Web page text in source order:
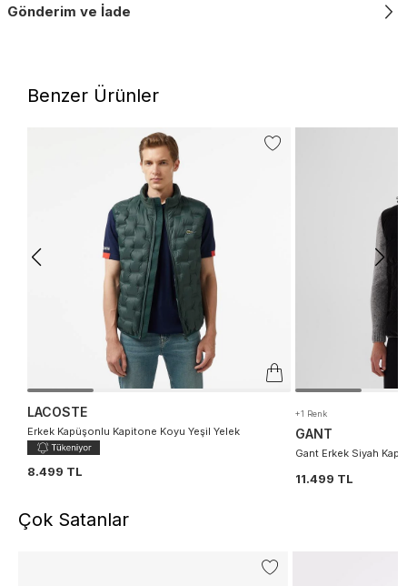
Gönderim ve İade
Benzer Ürünler
LACOSTE
Erkek Kapüşonlu Kapitone Koyu Yeşil Yelek
8.499 TL
+1 Renk
GANT
Gant Erkek Siyah
11.499 TL
Çok Satanlar